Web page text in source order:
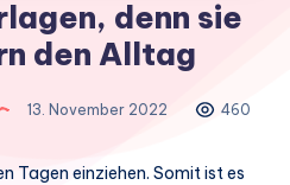
denn sie
den Alltag
13. November 2022 460
Tagen einziehen. Somit ist es